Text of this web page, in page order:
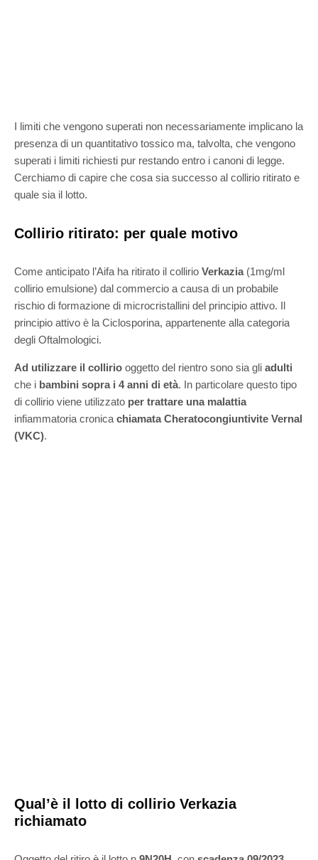
I limiti che vengono superati non necessariamente implicano la
presenza di un quantitativo tossico ma, talvolta, che vengono
superati i limiti richiesti pur restando entro i canoni di legge.
Cerchiamo di capire che cosa sia successo al collirio ritirato e
quale sia il lotto.
Collirio ritirato: per quale motivo
Come anticipato l’Aifa ha ritirato il collirio Verkazia(1mg/ml
collirio emulsione) dal commercio a causa di un probabile
rischio di formazione di microcristallini del principio attivo. Il
principio attivo è la Ciclosporina, appartenente alla categoria
degli Oftalmologici.
Ad utilizzare il collirio oggetto del rientro sono sia gli adulti
che i bambini sopra i 4 anni di età. In particolare questo tipo
di collirio viene utilizzato per trattare una malattia
infiammatoria cronicachiamata Cheratocongiuntivite Vernal
(VKC).
Qual’è il lotto di collirio Verkazia
richiamato